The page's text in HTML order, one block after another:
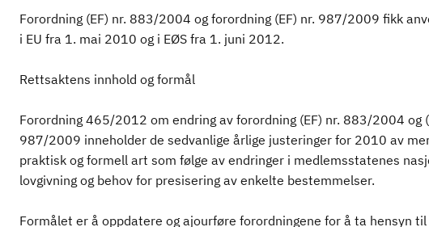
Forordning (EF) nr. 883/2004 og forordning (EF) nr. 987/2009 fikk
i EU fra 1. mai 2010 og i EØS fra 1. juni 2012.
Rettsaktens innhold og formål
Forordning 465/2012 om endring av forordning (EF) nr. 883/2004 og
987/2009 inneholder de sedvanlige årlige justeringer for 2010 av
praktisk og formell art som følge av endringer i medlemsstatenes
lovgivning og behov for presisering av enkelte bestemmelser.
Formålet er å oppdatere og ajourføre forordningene for å ta hensyn til